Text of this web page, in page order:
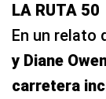
LA RUTA 50
En un relato
y Diane
carretera